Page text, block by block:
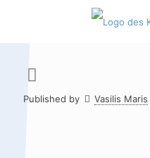
Published by Vasilis Maris